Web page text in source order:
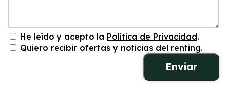
He leído y acepto la Política de Privacidad.
Quiero recibir ofertas y noticias del renting.